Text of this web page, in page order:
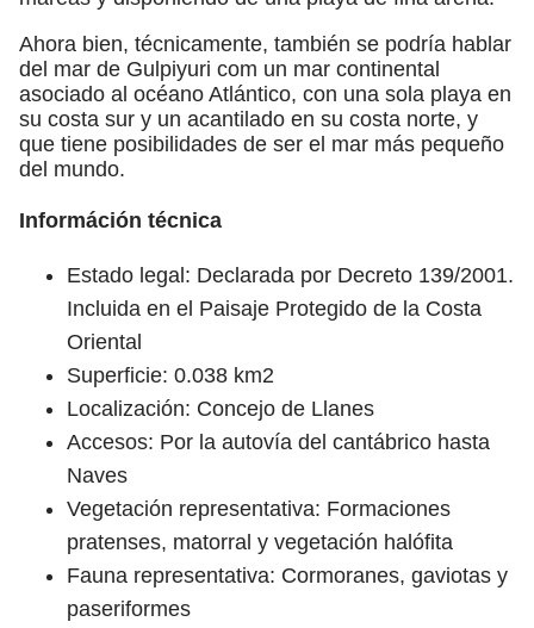
Ahora bien, técnicamente, también se podría hablar
del mar de Gulpiyuri com un mar continental
asociado al océano Atlántico, con una sola playa en
su costa sur y un acantilado en su costa norte, y
que tiene posibilidades de ser el mar más pequeño
del mundo.
Információn técnica
Estado legal: Declarada por Decreto 139/2001.
Incluida en el Paisaje Protegido de la Costa
Oriental
Superficie: 0.038 km2
Localización: Concejo de Llanes
Accesos: Por la autovía del cantábrico hasta
Naves
Vegetación representativa: Formaciones
pratenses, matorral y vegetación halófita
Fauna representativa: Cormoranes, gaviotas y
paseriformes